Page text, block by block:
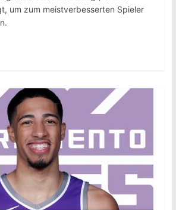
um zum meistverbesserten Spieler